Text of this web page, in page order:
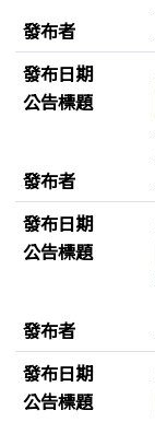
發布者
發布日期
公告標題
發布者
發布日期
公告標題
發布者
發布日期
公告標題